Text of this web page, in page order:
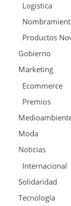
Logistica
Productos
Gobierno
Marketing
Ecommerce
Premios
Moda
Noticias
Internacional
Solidaridad
Tecnología